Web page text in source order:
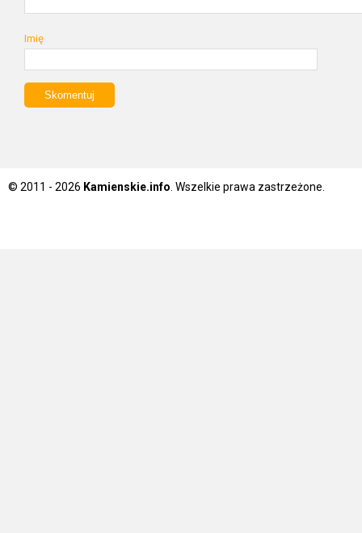
Imię
© 2011 - 2026 Kamienskie.info . Wszelkie prawa zastrzeżone.